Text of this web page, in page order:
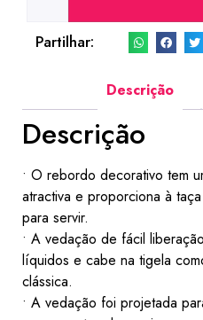
Partilhar:
Descrição
Descrição
• O rebordo decorativo tem
atractiva e proporciona à
para servir.
• A vedação de fácil
líquidos e cabe na tigela
clássica.
• A vedação foi projetada